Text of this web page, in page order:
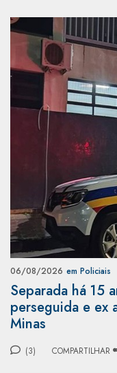
06/08/2026 em Policiais
Separada há 15
perseguida e ex
Minas
(3) COMPARTILHAR